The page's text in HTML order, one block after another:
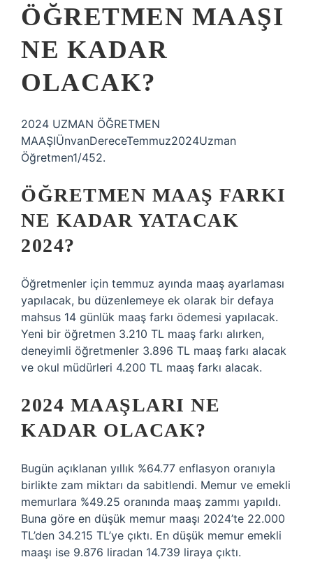
ÖĞRETMEN MAAŞI
NE KADAR
OLACAK?
2024 UZMAN ÖĞRETMEN
MAAŞIÜnvanDereceTemmuz2024Uzman
Öğretmen1/452.
ÖĞRETMEN MAAŞ FARKI
NE KADAR YATACAK
2024?
Öğretmenler için temmuz ayında maaş ayarlaması
yapılacak, bu düzenlemeye ek olarak bir defaya
mahsus 14 günlük maaş farkı ödemesi yapılacak.
Yeni bir öğretmen 3.210 TL maaş farkı alırken,
deneyimli öğretmenler 3.896 TL maaş farkı alacak
ve okul müdürleri 4.200 TL maaş farkı alacak.
2024 MAAŞLARI NE
KADAR OLACAK?
Bugün açıklanan yıllık %64.77 enflasyon oranıyla
birlikte zam miktarı da sabitlendi. Memur ve emekli
memurlara %49.25 oranında maaş zammı yapıldı.
Buna göre en düşük memur maaşı 2024’te 22.000
TL’den 34.215 TL’ye çıktı. En düşük memur emekli
maaşı ise 9.876 liradan 14.739 liraya çıktı.